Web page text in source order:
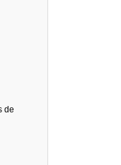
de